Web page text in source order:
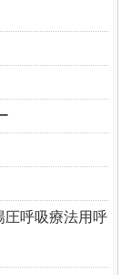
圧呼吸療法用呼